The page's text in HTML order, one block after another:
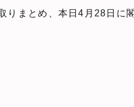
まとめ、本日4月28日に